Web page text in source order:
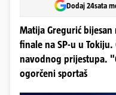
Dodaj 24sata
Matija Gregurić
finale na SP-u u
navodnog prijestupa.
ogorčeni sportaš